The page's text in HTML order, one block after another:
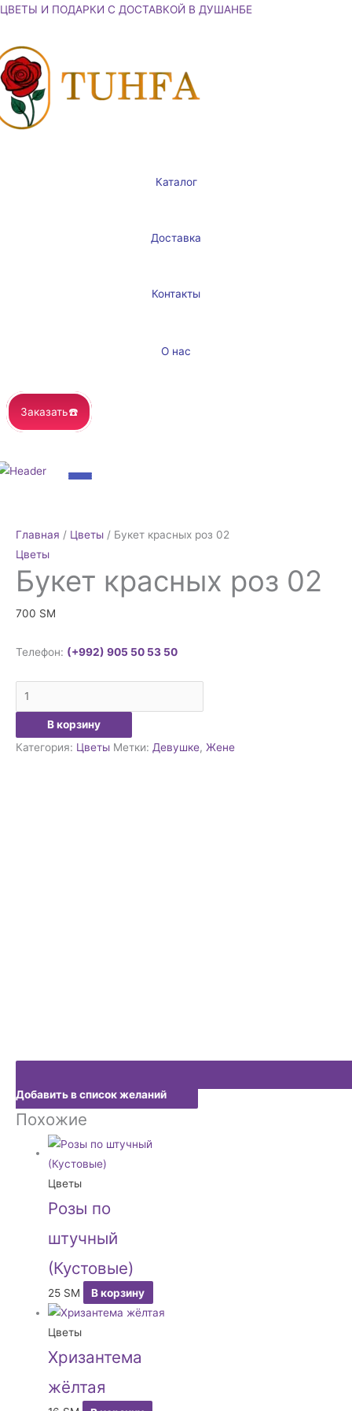
Перейти
содержимому
ЦВЕТЫ И ПОДАРКИ С ДОСТАВКОЙ В ДУШАНБЕ
Каталог
Доставка
Контакты
О нас
Заказать☎️
Главная / Цветы / Букет красных роз 02
Цветы
Букет красных роз 02
700 ЅМ
Телефон: (+992) 905 50 53 50
Букет
красных
роз
В корзину
Категория: Цветы Метки: Девушке, Жене
Добавить в список желаний
Похожие
Цветы
Розы по
штучный
(Кустовые)
25 ЅМ В корзину
Цветы
Хризантема
жёлтая